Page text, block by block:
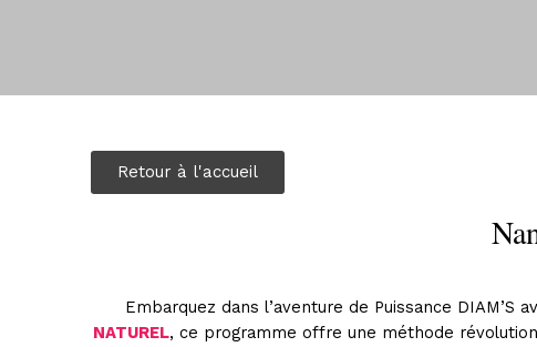
Retour à l'accueil
Embarquez dans l’aventure de Puissance
NATUREL, ce programme offre une méthode